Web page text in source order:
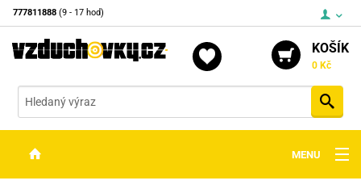
777811888 (9 - 17 hod)
KOŠÍK
0 Kč
MENU